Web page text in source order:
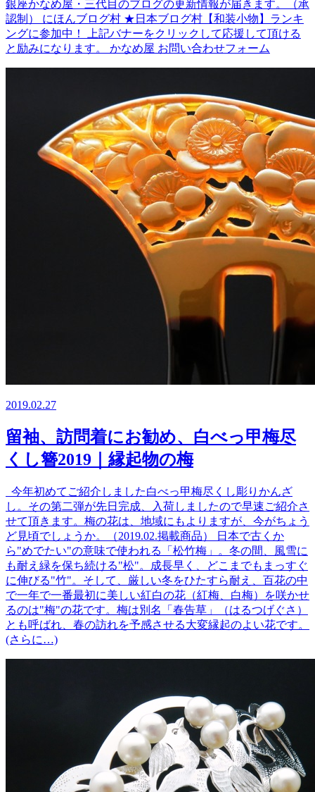
銀座かなめ屋・三代目のブログの更新情報が届きます。（承
認制） にほんブログ村 ★日本ブログ村【和装小物】ランキ
ングに参加中！ 上記バナーをクリックして応援して頂ける
と励みになります。 かなめ屋 お問い合わせフォーム
2019.02.27
留袖、訪問着にお勧め、白べっ甲梅尽
くし簪2019｜縁起物の梅
今年初めてご紹介しました白べっ甲梅尽くし彫りかんざ
し。その第二弾が先日完成、入荷しましたので早速ご紹介さ
せて頂きます。梅の花は、地域にもよりますが、今がちょう
ど見頃でしょうか。（2019.02.掲載商品） 日本で古くか
ら"めでたい"の意味で使われる「松竹梅」。冬の間、風雪に
も耐え緑を保ち続ける"松"。成長早く、どこまでもまっすぐ
に伸びる"竹"。そして、厳しい冬をひたすら耐え、百花の中
で一年で一番最初に美しい紅白の花（紅梅、白梅）を咲かせ
るのは"梅"の花です。梅は別名「春告草」（はるつげぐさ）
とも呼ばれ、春の訪れを予感させる大変縁起のよい花です。
(さらに…)